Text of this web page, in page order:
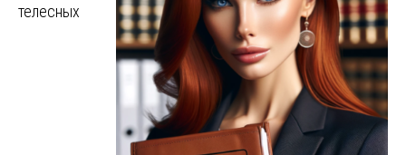
телесных